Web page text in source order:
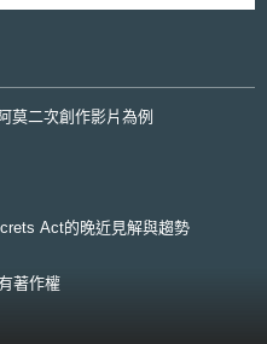
，在固網建設的發展上，無論是高
者轉換服務業者門檻的方式，提升
需求得以滿足，將是英國資通訊環
，但是參議院版本之法案是否真的
多的爭議。
保障。 該法主要有
者入口處放置清晰顯眼的標誌，搭
販賣、租賃、交易或是分享方式交
善即不得再起訴。 三、闡明
形則豁免揭露規範。 綜
數額及豁免事由，預料將會是紐約
莫二次創作影片為例
Act的晚近見解與趨勢
著作權